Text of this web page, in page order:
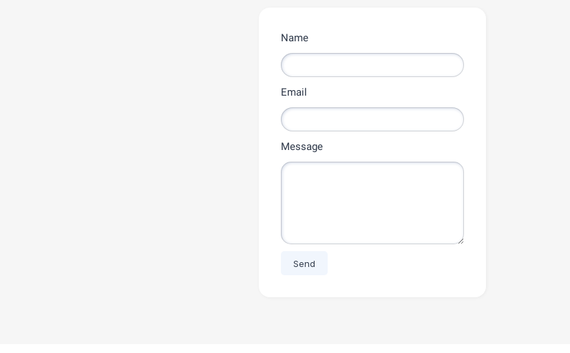
Name
Email
Message